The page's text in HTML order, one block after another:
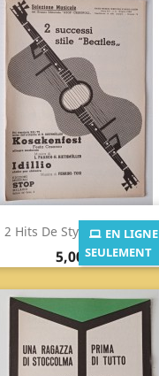
EN LIGNE
SEULEMENT
2 Hits De Style Beatles...
Prix
5,00 €